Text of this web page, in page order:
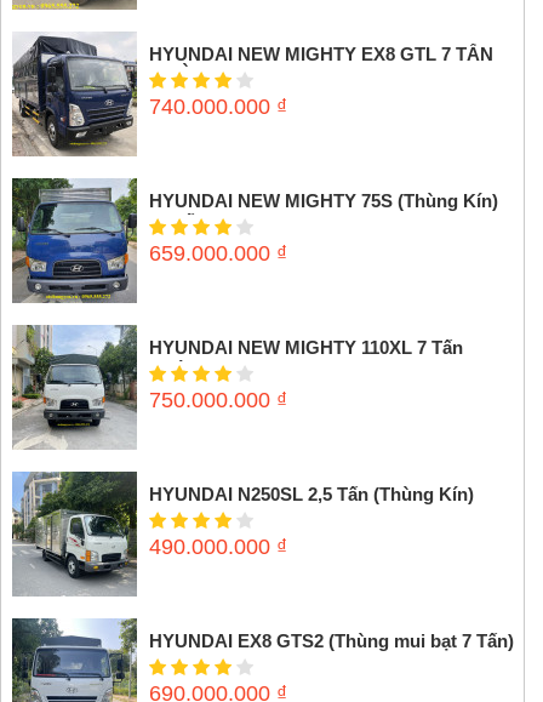
HYUNDAI NEW MIGHTY EX8 GTL 7 TẤN
(THÙNG MUI BẠT)
740.000.000 ₫
HYUNDAI NEW MIGHTY 75S (Thùng Kín)
3,5 tấn
659.000.000 ₫
HYUNDAI NEW MIGHTY 110XL 7 Tấn
(Thùng mui bạt)
750.000.000 ₫
HYUNDAI N250SL 2,5 Tấn (Thùng Kín)
490.000.000 ₫
HYUNDAI EX8 GTS2 (Thùng mui bạt 7 Tấn)
690.000.000 ₫